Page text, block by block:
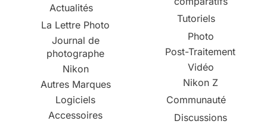
Actualités
La Lettre Photo
Journal de
photographe
Nikon
Autres Marques
Logiciels
Accessoires
Tutoriels
Photo
Post-Traitement
Vidéo
Nikon Z
Communauté
Discussions